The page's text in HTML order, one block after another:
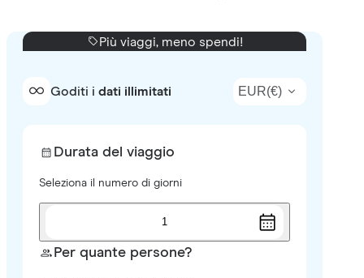
Più viaggi, meno spendi!
Goditi i dati illimitati EUR(€)
Durata del viaggio
Seleziona il numero di giorni
1
Per quante persone?